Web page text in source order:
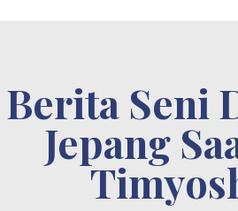
Berita Seni
Jepang